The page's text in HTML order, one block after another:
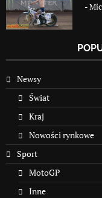
-
Newsy
Świat
Kraj
Nowości rynkowe
Sport
MotoGP
Inne